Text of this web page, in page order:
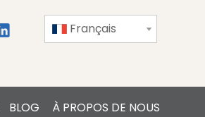
Français
BLOG À PROPOS DE NOUS